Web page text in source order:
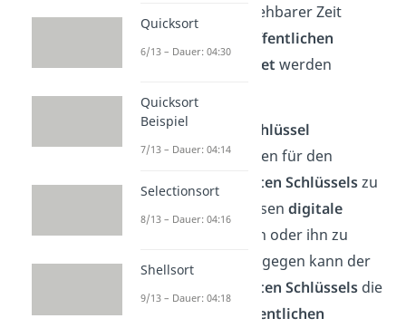
in absehbarer Zeit
öffentlichen
Schlüssel berechnet werden
Deröffentliche Schlüssel
ermöglicht es, Daten für den
Besitzer des
privaten Schlüsselszu
verschlüsseln, dessendigitale
zu prüfen oder ihn zu
authentisieren. Dagegen kann der
privaten Schlüssels die
öffentlichen
Quicksort
6/13 – Dauer: 04:30
Quicksort
Beispiel
7/13 – Dauer: 04:14
Selectionsort
8/13 – Dauer: 04:16
Shellsort
9/13 – Dauer: 04:18